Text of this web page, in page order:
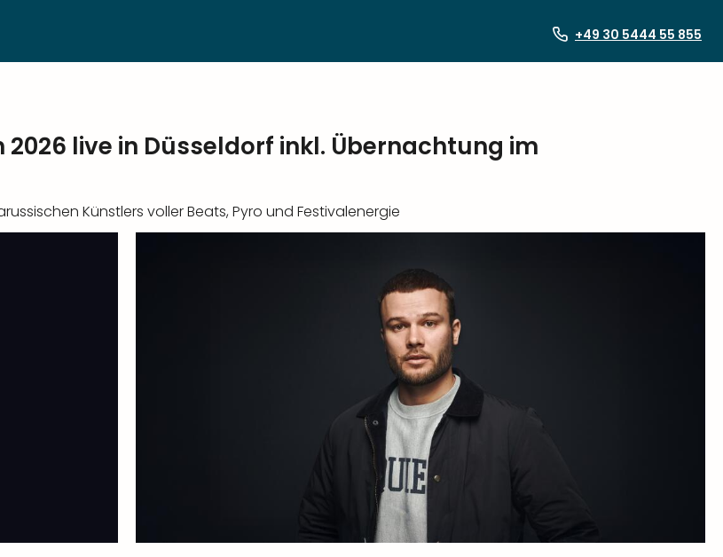
+49 30 5444 55 855
2026 live in Düsseldorf inkl. Übernachtung im
Künstlers voller Beats, Pyro und Festivalenergie